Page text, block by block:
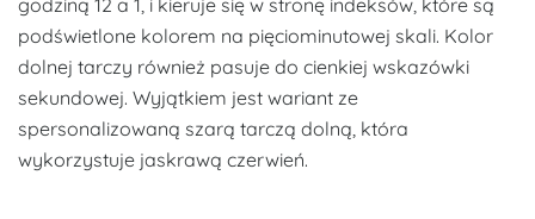
podświetlone kolorem na pięciominutowej skali. Kolor
dolnej tarczy również pasuje do cienkiej wskazówki
sekundowej. Wyjątkiem jest wariant ze
spersonalizowaną szarą tarczą dolną, która
wykorzystuje jaskrawą czerwień.